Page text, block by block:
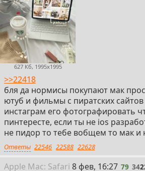
627 Кб, 1995x1995
>>22418
бля да нормисы покупают мак
ютуб и фильмы с пиратских
инстаграм его фотографировать
пинтересте, если ты не ios
не пидор то тебе вобщем то мак и
Ответы 22546 22588 22628
Apple Mac: Safari 79
8 фев, 16:27 79 34